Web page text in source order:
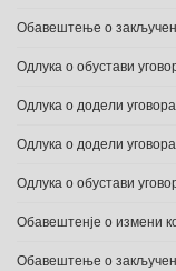
Обавештење о
Одлука о обустави
Одлука о додели
Одлука о додели уговора
Одлука о обустави
Обавештенје о измени
Обавештење о